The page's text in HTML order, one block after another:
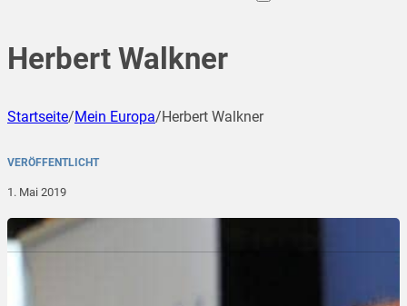
Herbert Walkner
Startseite/Mein Europa/Herbert Walkner
VERÖFFENTLICHT
1. Mai 2019